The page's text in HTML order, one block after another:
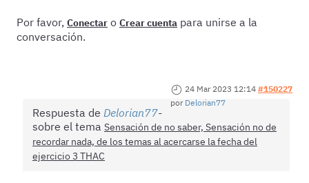
Por favor, Conectar o Crear cuenta para unirse a la
conversación.
24 Mar 2023 12:14 #150227
por Delorian77
Respuesta de Delorian77
sobre el tema Sensación de no saber, Sensación no de
recordar nada, de los temas al acercarse la fecha del
ejercicio 3 THAC